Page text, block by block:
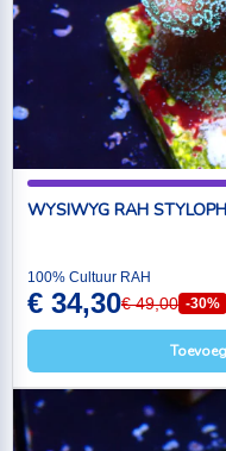
WYSIWYG RAH
100% Cultuur RAH
€ 34,30€ 49,00 -30%